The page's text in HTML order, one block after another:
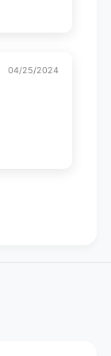
04/25/2024